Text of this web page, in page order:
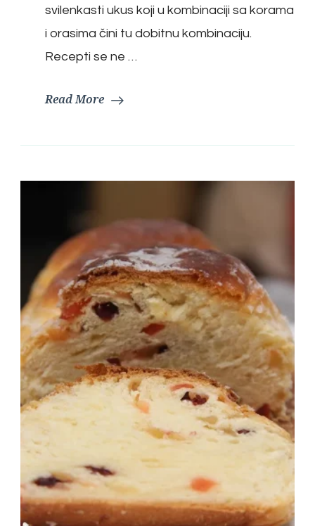
svilenkasti ukus koji u kombinaciji sa korama
i orasima čini tu dobitnu kombinaciju.
Recepti se ne …
Read More